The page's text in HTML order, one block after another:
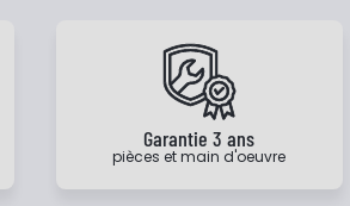
Garantie 3 ans
pièces et main d'oeuvre